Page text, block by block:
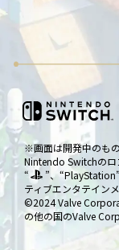
※画面は開発中のもの
Nintendo Switchのロ
“
”、
ティブエンタテイン
©2024 Valve
の他の国のValve